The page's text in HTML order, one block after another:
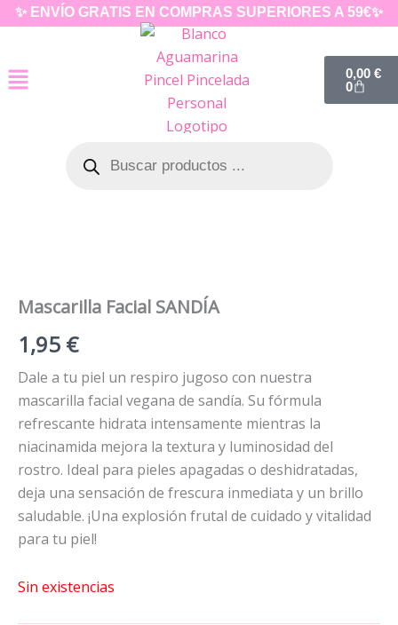
✨ ENVÍO GRATIS EN COMPRAS SUPERIORES A 59€✨
0,00€
0
productos
Mascarilla Facial SANDÍA
1,95 €
Dale a tu piel un respiro jugoso con nuestra
mascarilla facial vegana de sandía. Su fórmula
refrescante hidrata intensamente mientras la
niacinamida mejora la textura y luminosidad del
rostro. Ideal para pieles apagadas o deshidratadas,
deja una sensación de frescura inmediata y un brillo
saludable. ¡Una explosión frutal de cuidado y vitalidad
para tu piel!
Sin existencias